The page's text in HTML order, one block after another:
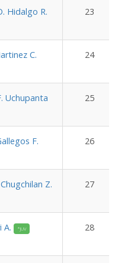
Hidalgo R. 23
C. 24
Uchupanta
25
F. 26
Z. 27
A. *JUV 28